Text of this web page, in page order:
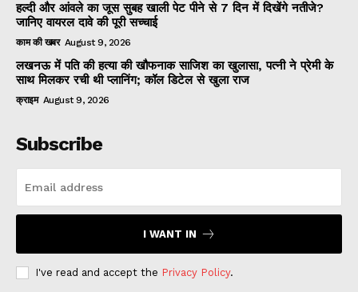
हल्दी और आंवले का जूस सुबह खाली पेट पीने से 7 दिन में दिखेंगे नतीजे?
जानिए वायरल दावे की पूरी सच्चाई
काम की खबर August 9, 2026
लखनऊ में पति की हत्या की खौफनाक साजिश का खुलासा, पत्नी ने प्रेमी के
साथ मिलकर रची थी प्लानिंग; कॉल डिटेल से खुला राज
क्राइम August 9, 2026
Subscribe
I WANT IN
I've read and accept the Privacy Policy.